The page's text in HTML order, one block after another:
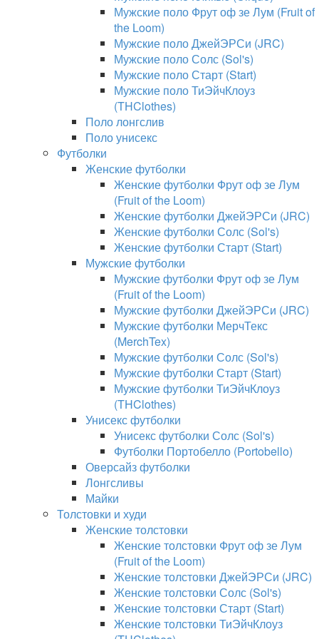
Мужские поло Фрут оф зе Лум (Fruit of
the Loom)
Мужские поло ДжейЭРСи (JRC)
Мужские поло Солс (Sol's)
Мужские поло Старт (Start)
Мужские поло ТиЭйчКлоуз
(THClothes)
Поло лонгслив
Поло унисекс
Футболки
Женские футболки
Женские футболки Фрут оф зе Лум
(Fruit of the Loom)
Женские футболки ДжейЭРСи (JRC)
Женские футболки Солс (Sol's)
Женские футболки Старт (Start)
Мужские футболки
Мужские футболки Фрут оф зе Лум
(Fruit of the Loom)
Мужские футболки ДжейЭРСи (JRC)
Мужские футболки МерчТекс
(MerchTex)
Мужские футболки Солс (Sol's)
Мужские футболки Старт (Start)
Мужские футболки ТиЭйчКлоуз
(THClothes)
Унисекс футболки
Унисекс футболки Солс (Sol's)
Футболки Портобелло (Portobello)
Оверсайз футболки
Лонгсливы
Майки
Толстовки и худи
Женские толстовки
Женские толстовки Фрут оф зе Лум
(Fruit of the Loom)
Женские толстовки ДжейЭРСи (JRC)
Женские толстовки Солс (Sol's)
Женские толстовки Старт (Start)
Женские толстовки ТиЭйчКлоуз